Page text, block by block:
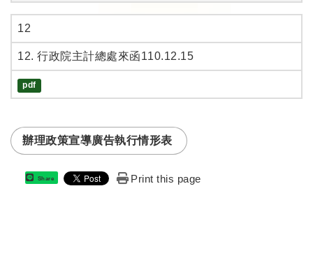
12
12. 行政院主計總處來函110.12.15
pdf
辦理政策宣導廣告執行情形表
Share Print this page